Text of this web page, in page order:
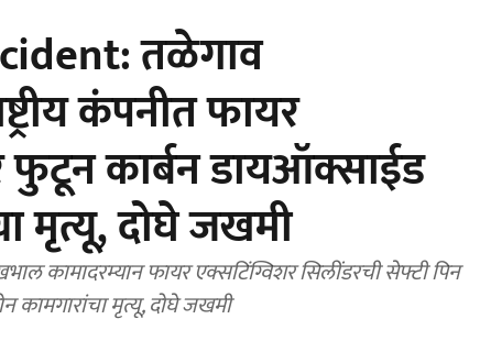
तळेगाव
कंपनीत फायर
फुटून कार्बन डायऑक्साईड
मृत्यू, दोघे जखमी
कामादरम्यान फायर एक्सटिंग्विशर सिलींडरची सेफ्टी पिन
कामगारांचा मृत्यू, दोघे जखमी